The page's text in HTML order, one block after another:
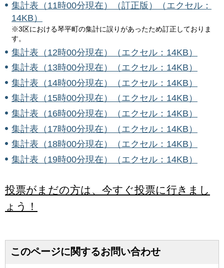
集計表（11時00分現在）（訂正版）（エクセル：
14KB）
※3区における琴平町の集計に誤りがあったため訂正しておりま
す。
集計表（12時00分現在）（エクセル：14KB）
集計表（13時00分現在）（エクセル：14KB）
集計表（14時00分現在）（エクセル：14KB）
集計表（15時00分現在）（エクセル：14KB）
集計表（16時00分現在）（エクセル：14KB）
集計表（17時00分現在）（エクセル：14KB）
集計表（18時00分現在）（エクセル：14KB）
集計表（19時00分現在）（エクセル：14KB）
投票がまだの方は、今すぐ投票に行きまし
ょう！
このページに関するお問い合わせ